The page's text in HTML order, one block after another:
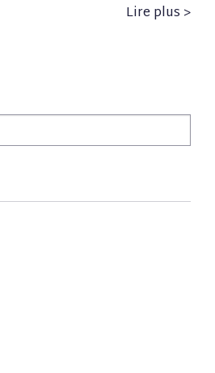
Lire plus >